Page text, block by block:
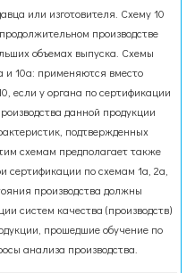
или изготовителя. Схему 10
производстве
объемах выпуска. Схемы
и 10а: применяются вместо
если у органа по сертификации
данной продукции
подтвержденных
схемам предполагает также
сертификации по схемам 1а, 2а,
производства должны
систем качества (производств)
прошедшие обучение по
анализа производства.